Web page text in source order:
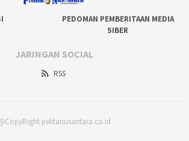
PEDOMAN PEMBERITAAN MEDIA
SIBER
JARINGAN SOCIAL
RSS
pelitanusantara.co.id